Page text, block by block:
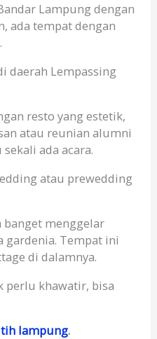
Lampung dengan
ada tempat dengan
daerah Lempassing
resto yang estetik,
atau reunian alumni
ada acara.
atau prewedding
menggelar
Tempat ini
di dalamnya.
perlu khawatir, bisa
lampung.